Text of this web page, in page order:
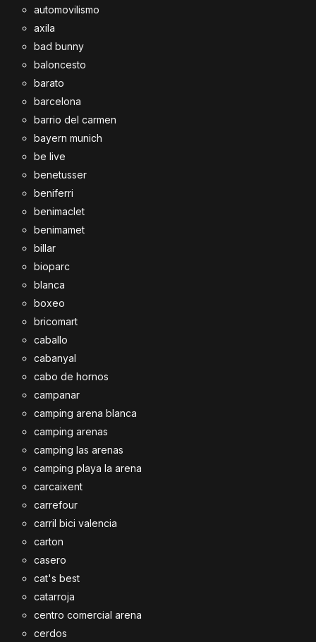
automovilismo
axila
bad bunny
baloncesto
barato
barcelona
barrio del carmen
bayern munich
be live
benetusser
beniferri
benimaclet
benimamet
billar
bioparc
blanca
boxeo
bricomart
caballo
cabanyal
cabo de hornos
campanar
camping arena blanca
camping arenas
camping las arenas
camping playa la arena
carcaixent
carrefour
carril bici valencia
carton
casero
cat's best
catarroja
centro comercial arena
cerdos